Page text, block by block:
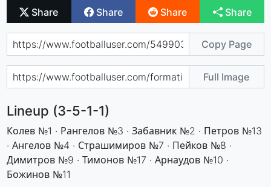
Share Share Share Share
Copy Page
Full Image
Lineup (3-5-1-1)
Колев №1 · Рангелов №3 · Забавник №2 · Петров №13
· Ангелов №4 · Страшимиров №7 · Пейков №8 ·
Димитров №9 · Тимонов №17 · Арнаудов №10 ·
Божинов №11